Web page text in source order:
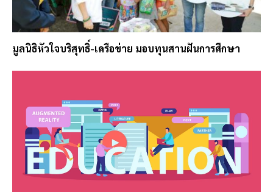
มูลนิธิหัวใจบริสุทธิ์-เครือข่าย มอบทุนสานฝันการศึกษา